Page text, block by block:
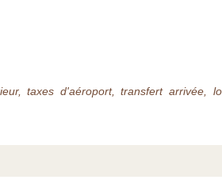
taxes d'aéroport, transfert arrivée,